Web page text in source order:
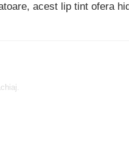
acest lip tint ofera